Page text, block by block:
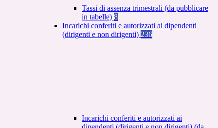
Tassi di assenza trimestrali (da pubblicare
in tabelle) 8
Incarichi conferiti e autorizzati ai dipendenti
(dirigenti e non dirigenti) 236
Incarichi conferiti e autorizzati ai